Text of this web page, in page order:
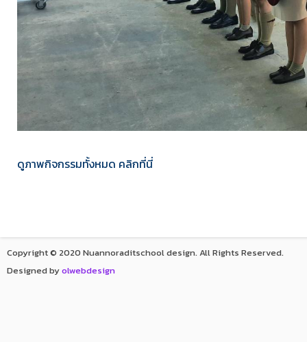
ดูภาพกิจกรรมทั้งหมด คลิกที่นี่
Copyright © 2020 Nuannoraditschool design. All Rights Reserved.
Designed byolwebdesign